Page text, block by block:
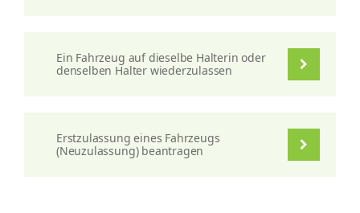
Ein Fahrzeug auf dieselbe Halterin oder
denselben Halter wiederzulassen
Erstzulassung eines Fahrzeugs
(Neuzulassung) beantragen